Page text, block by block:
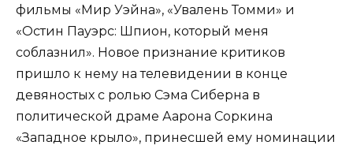
фильмы «Мир Уэйна», «Увалень Томми» и
«Остин Пауэрс: Шпион, который меня
соблазнил». Новое признание критиков
пришло к нему на телевидении в конце
девяностых с ролью Сэма Сиберна в
политической драме Аарона Соркина
«Западное крыло», принесшей ему номинации